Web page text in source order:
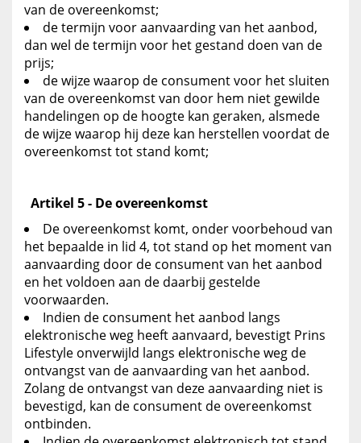
van de overeenkomst;
de termijn voor aanvaarding van het aanbod,
dan wel de termijn voor het gestand doen van de
prijs;
de wijze waarop de consument voor het sluiten
van de overeenkomst van door hem niet gewilde
handelingen op de hoogte kan geraken, alsmede
de wijze waarop hij deze kan herstellen voordat de
overeenkomst tot stand komt;
Artikel 5 - De overeenkomst
De overeenkomst komt, onder voorbehoud van
het bepaalde in lid 4, tot stand op het moment van
aanvaarding door de consument van het aanbod
en het voldoen aan de daarbij gestelde
voorwaarden.
Indien de consument het aanbod langs
elektronische weg heeft aanvaard, bevestigt Prins
Lifestyle onverwijld langs elektronische weg de
ontvangst van de aanvaarding van het aanbod.
Zolang de ontvangst van deze aanvaarding niet is
bevestigd, kan de consument de overeenkomst
ontbinden.